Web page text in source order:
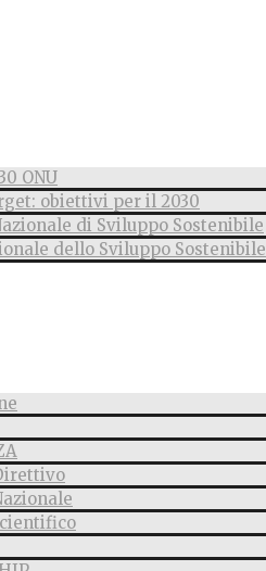
ONU
obiettivi per il 2030
di Sviluppo Sostenibile
dello Sviluppo Sostenibile